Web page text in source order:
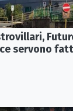
servono